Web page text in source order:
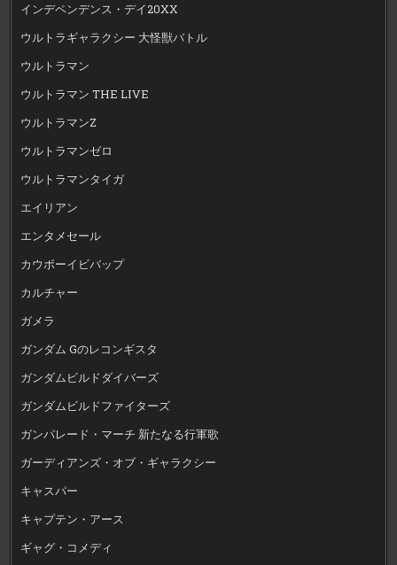
インデペンデンス・デイ20XX
ウルトラギャラクシー 大怪獣バトル
ウルトラマン
ウルトラマン THE LIVE
ウルトラマンZ
ウルトラマンゼロ
ウルトラマンタイガ
エイリアン
エンタメセール
カウボーイビバップ
カルチャー
ガメラ
ガンダム Gのレコンギスタ
ガンダムビルドダイバーズ
ガンダムビルドファイターズ
ガンパレード・マーチ 新たなる行軍歌
ガーディアンズ・オブ・ギャラクシー
キャスパー
キャプテン・アース
ギャグ・コメディ